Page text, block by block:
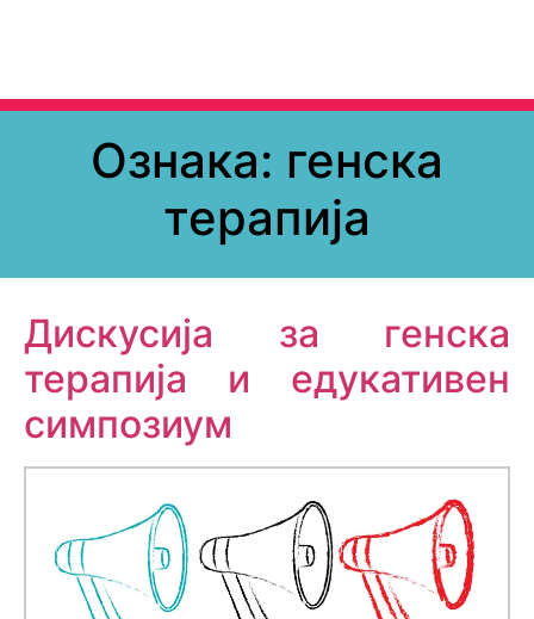
Ознака: генска
терапија
Дискусија за генска
терапија и едукативен
симпозиум